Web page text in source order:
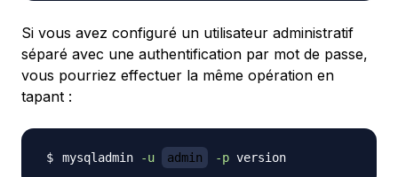
Si vous avez configuré un utilisateur administratif
séparé avec une authentification par mot de passe,
vous pourriez effectuer la même opération en
tapant :
mysqladmin -u admin -p